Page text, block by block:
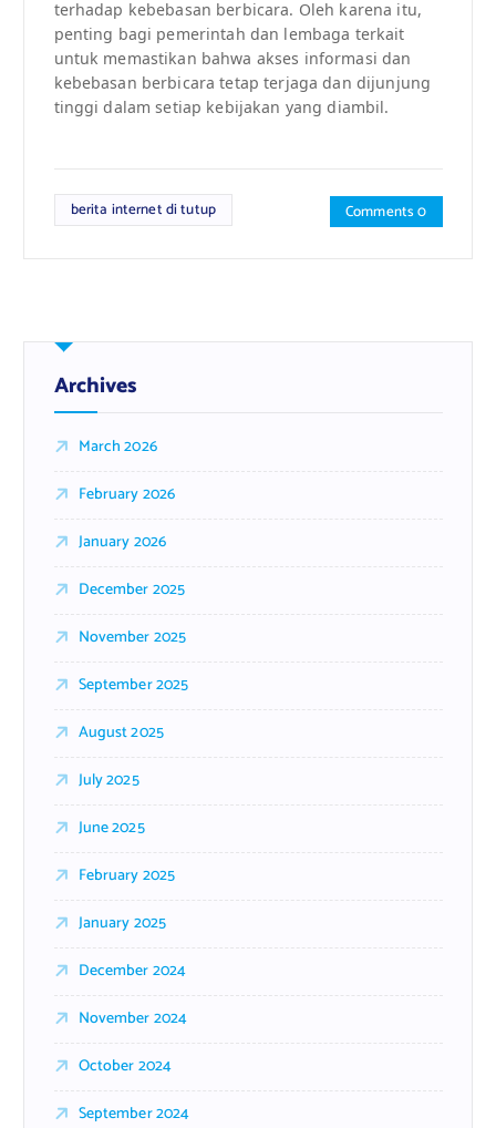
terhadap kebebasan berbicara. Oleh karena itu,
penting bagi pemerintah dan lembaga terkait
untuk memastikan bahwa akses informasi dan
kebebasan berbicara tetap terjaga dan dijunjung
tinggi dalam setiap kebijakan yang diambil.
berita internet di tutup Comments 0
Archives
March 2026
February 2026
January 2026
December 2025
November 2025
September 2025
August 2025
July 2025
June 2025
February 2025
January 2025
December 2024
November 2024
October 2024
September 2024